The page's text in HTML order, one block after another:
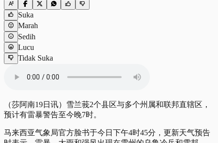
Suka
Marah
Sedih
Lucu
Tidak Suka
（莎阿南19日讯）雪兰莪2个县区与多个州属和联邦直辖区，
预计有雷暴警告至今晚7时。
马来西亚气象局官方脸书于今日下午4时45分，更新天气预告